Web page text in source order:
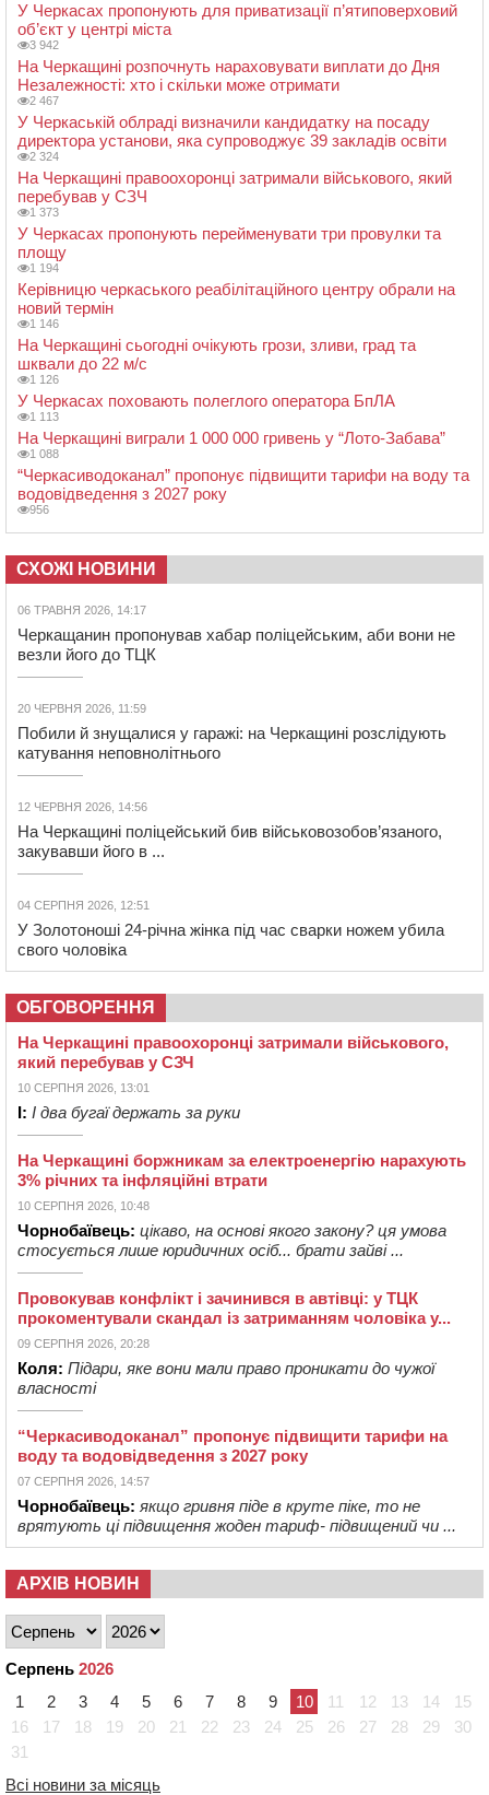
У Черкасах пропонують для приватизації п’ятиповерховий
об’єкт у центрі міста
3 942
На Черкащині розпочнуть нараховувати виплати до Дня
Незалежності: хто і скільки може отримати
2 467
У Черкаській облраді визначили кандидатку на посаду
директора установи, яка супроводжує 39 закладів освіти
2 324
На Черкащині правоохоронці затримали військового, який
перебував у СЗЧ
1 373
У Черкасах пропонують перейменувати три провулки та
площу
1 194
Керівницю черкаського реабілітаційного центру обрали на
новий термін
1 146
На Черкащині сьогодні очікують грози, зливи, град та
шквали до 22 м/с
1 126
У Черкасах поховають полеглого оператора БпЛА
1 113
На Черкащині виграли 1 000 000 гривень у “Лото-Забава”
1 088
“Черкасиводоканал” пропонує підвищити тарифи на воду та
водовідведення з 2027 року
956
СХОЖІ НОВИНИ
06 ТРАВНЯ 2026, 14:17
Черкащанин пропонував хабар поліцейським, аби вони не
везли його до ТЦК
20 ЧЕРВНЯ 2026, 11:59
Побили й знущалися у гаражі: на Черкащині розслідують
катування неповнолітнього
12 ЧЕРВНЯ 2026, 14:56
На Черкащині поліцейський бив військовозобов’язаного,
закувавши його в ...
04 СЕРПНЯ 2026, 12:51
У Золотоноші 24-річна жінка під час сварки ножем убила
свого чоловіка
ОБГОВОРЕННЯ
На Черкащині правоохоронці затримали військового,
який перебував у СЗЧ
10 СЕРПНЯ 2026, 13:01
І: І два бугаї держать за руки
На Черкащині боржникам за електроенергію нарахують
3% річних та інфляційні втрати
10 СЕРПНЯ 2026, 10:48
Чорнобаївець: цікаво, на основі якого закону? ця умова
стосується лише юридичних осіб... брати зайві ...
Провокував конфлікт і зачинився в автівці: у ТЦК
прокоментували скандал із затриманням чоловіка у...
09 СЕРПНЯ 2026, 20:28
Коля: Підари, яке вони мали право проникати до чужої
власності
“Черкасиводоканал” пропонує підвищити тарифи на
воду та водовідведення з 2027 року
07 СЕРПНЯ 2026, 14:57
Чорнобаївець: якщо гривня піде в круте піке, то не
врятують ці підвищення жоден тариф- підвищений чи ...
АРХІВ НОВИН
Серпень 2026
1
2 3 4 5 6 7 8 9 10 11 12 13 14
15
16
17 18 19 20 21 22 23 24 25 26 27 28 29
30
31
Всі новини за місяць